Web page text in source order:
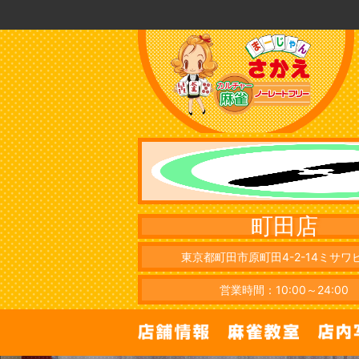
町田店
東京都町田市原町田4-2-14ミサワ
営業時間：10:00～24:00